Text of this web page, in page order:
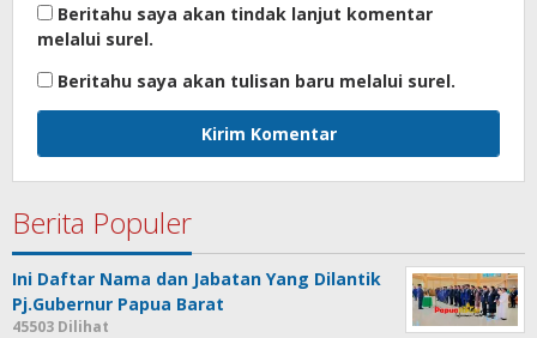
Beritahu saya akan tindak lanjut komentar
melalui surel.
Beritahu saya akan tulisan baru melalui surel.
Berita Populer
Ini Daftar Nama dan Jabatan Yang Dilantik
Pj.Gubernur Papua Barat
45503 Dilihat